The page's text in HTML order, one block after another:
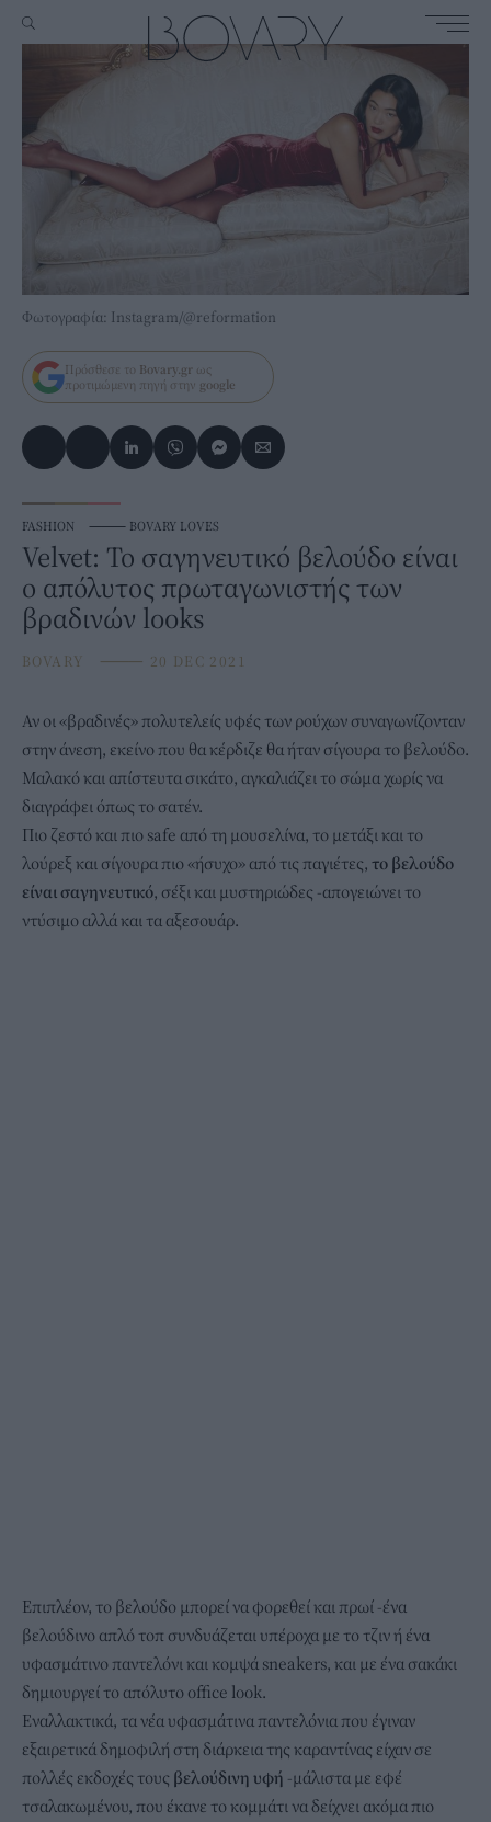
Φωτογραφία: Instagram/@reformation
Πρόσθεσε το Bovary.gr ως
προτιμώμενη πηγή στην google
FASHION ⸻ BOVARY LOVES
Velvet: Το σαγηνευτικό βελούδο είναι
ο απόλυτος πρωταγωνιστής των
βραδινών looks
BOVARY ⸻ 20 DEC 2021
Αν οι «βραδινές» πολυτελείς υφές των ρούχων συναγωνίζονταν
στην άνεση, εκείνο που θα κέρδιζε θα ήταν σίγουρα το βελούδο.
Μαλακό και απίστευτα σικάτο, αγκαλιάζει το σώμα χωρίς να
διαγράφει όπως το σατέν.
Πιο ζεστό και πιο safe από τη μουσελίνα, το μετάξι και το
λούρεξ και σίγουρα πιο «ήσυχο» από τις παγιέτες, το βελούδο
είναι σαγηνευτικό, σέξι και μυστηριώδες -απογειώνει το
ντύσιμο αλλά και τα αξεσουάρ.
Επιπλέον, το βελούδο μπορεί να φορεθεί και πρωί -ένα
βελούδινο απλό τοπ συνδυάζεται υπέροχα με το τζιν ή ένα
υφασμάτινο παντελόνι και κομψά sneakers, και με ένα σακάκι
δημιουργεί το απόλυτο office look.
Εναλλακτικά, τα νέα υφασμάτινα παντελόνια που έγιναν
εξαιρετικά δημοφιλή στη διάρκεια της καραντίνας είχαν σε
πολλές εκδοχές τους βελούδινη υφή -μάλιστα με εφέ
τσαλακωμένου, που έκανε το κομμάτι να δείχνει ακόμα πιο